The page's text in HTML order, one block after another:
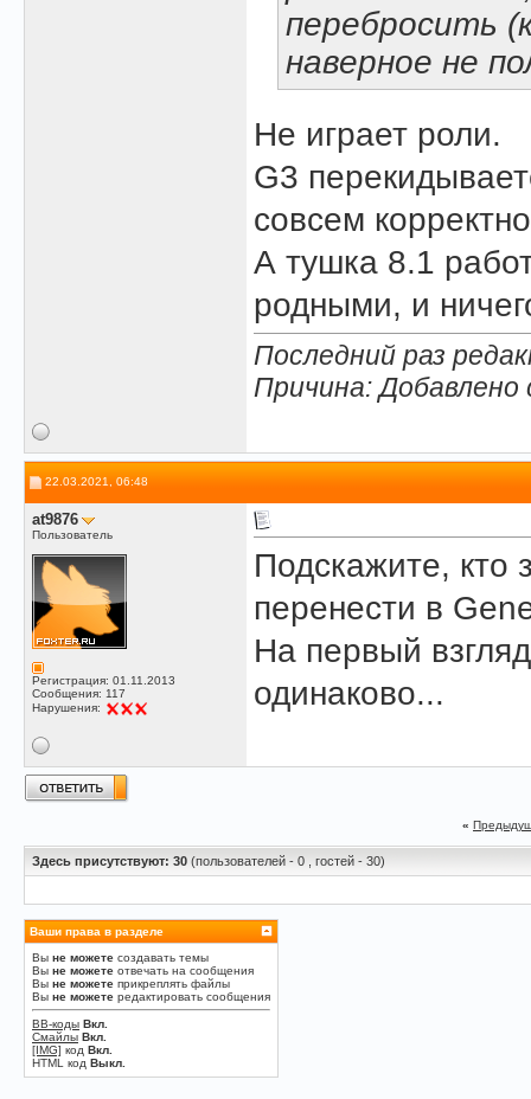
перебросить
наверное не
Не играет роли.
G3
совсем
А тушка 8.1
родными, и
Последний раз
Причина:
22.03.2021, 06:48
at9876
Пользователь
Регистрация: 01.11.2013
Сообщения: 117
Нарушения:
Подскажите, кто
перенести в
На первый
одинаково...
«
Здесь присутствуют: 30 (пользователей - 0 , гостей - 30)
Ваши права в разделе
Вы не можете создавать темы
Вы не можете отвечать на сообщения
Вы не можете прикреплять файлы
Вы не можете редактировать сообщения
BB-коды Вкл.
Смайлы Вкл.
[IMG] код Вкл.
HTML код Выкл.